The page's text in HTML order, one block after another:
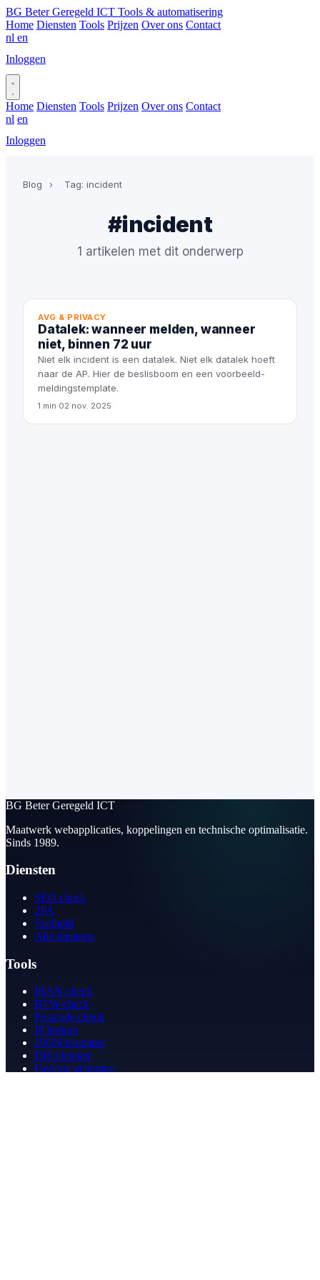
BG Beter Geregeld ICT Tools & automatisering
Home Diensten Tools Prijzen Over ons Contact
nl en
Inloggen
Home Diensten Tools Prijzen Over ons Contact
nl en
Inloggen
Blog › Tag: incident
#incident
1 artikelen met dit onderwerp
AVG & PRIVACY
Datalek: wanneer melden, wanneer
niet, binnen 72 uur
Niet elk incident is een datalek. Niet elk datalek hoeft
naar de AP. Hier de beslisboom en een voorbeeld-
meldingstemplate.
1 min·02 nov. 2025
BG Beter Geregeld ICT
Maatwerk webapplicaties, koppelingen en technische optimalisatie.
Sinds 1989.
Diensten
SEO check
2FA
Snelheid
Alle diensten
Tools
IBAN check
BTW-check
Postcode check
IP lookup
JSON formatter
Diff checker
Favicon generator